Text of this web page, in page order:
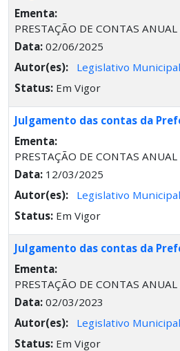
Ementa:
PRESTAÇÃO DE CONTAS
Data: 02/06/2025
Autor(es):
Legislativo Municipal
Status: Em Vigor
Julgamento das contas da
Ementa:
PRESTAÇÃO DE CONTAS
Data: 12/03/2025
Autor(es):
Legislativo Municipal
Status: Em Vigor
Julgamento das contas da
Ementa:
PRESTAÇÃO DE CONTAS
Data: 02/03/2023
Autor(es):
Legislativo Municipal
Status: Em Vigor